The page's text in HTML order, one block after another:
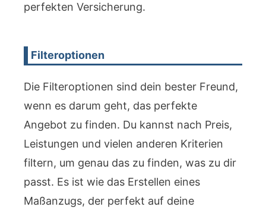
perfekten Versicherung.
Filteroptionen
Die Filteroptionen sind dein bester Freund,
wenn es darum geht, das perfekte
Angebot zu finden. Du kannst nach Preis,
Leistungen und vielen anderen Kriterien
filtern, um genau das zu finden, was zu dir
passt. Es ist wie das Erstellen eines
Maßanzugs, der perfekt auf deine